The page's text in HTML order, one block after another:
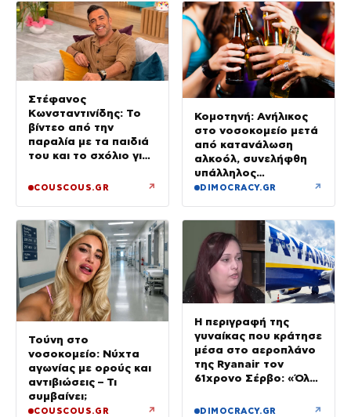
Στέφανος
Κωνσταντινίδης: Το
βίντεο από την
παραλία με τα παιδιά
του και το σχόλιο για
COUSCOUS.GR ↗
Κομοτηνή: Ανήλικος
στο νοσοκομείο μετά
από κατανάλωση
αλκοόλ, συνελήφθη
υπάλληλος
καταστήματος
DIMOCRACY.GR ↗
Τούνη στο
νοσοκομείο: Νύχτα
αγωνίας με ορούς και
αντιβιώσεις – Τι
συμβαίνει;
COUSCOUS.GR ↗
Η περιγραφή της
γυναίκας που κράτησε
μέσα στο αεροπλάνο
της Ryanair τον
61χρονο Σέρβο: «Όλα
δευτερολέπτου»
DIMOCRACY.GR ↗